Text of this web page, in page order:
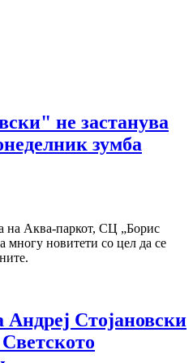
не застанува
зумба
на Аква-паркот, СЦ „Борис
многу новитети со цел да се
Стојановски